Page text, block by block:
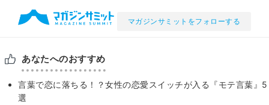
マガジンサミットをフォローする
あなたへのおすすめ
言葉で恋に落ちる！？女性の恋愛スイッチが入る『モテ言葉』5
選